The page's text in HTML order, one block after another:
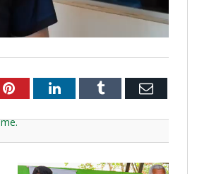
PinterestLinkedInTumblr Email